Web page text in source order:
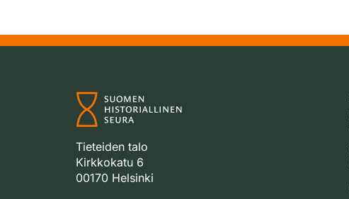
Tieteiden talo
Kirkkokatu 6
00170 Helsinki